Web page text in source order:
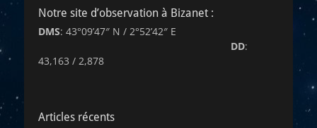
Notre site d’observation à Bizanet :
DMS: 43°09’47″ N / 2°52’42″ E
DD:
43,163 / 2,878
Articles récents